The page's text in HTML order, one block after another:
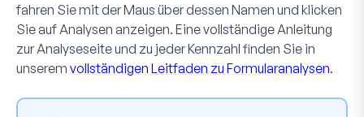
fahren Sie mit der Maus über dessen Namen und klicken
Sie aufAnalysen anzeigen. Eine vollständige Anleitung
zur Analyseseite und zu jeder Kennzahl finden Sie in
unserem vollständigen Leitfaden zu Formularanalysen.